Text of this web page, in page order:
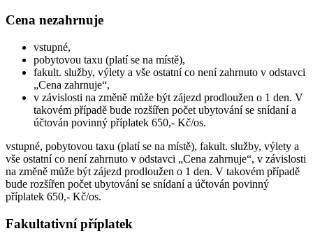
Cena nezahrnuje
vstupné,
pobytovou taxu (platí se na místě),
fakult. služby, výlety a vše ostatní co není zahrnuto v odstavci
„Cena zahrnuje“,
v závislosti na změně může být zájezd prodloužen o 1 den. V
takovém případě bude rozšířen počet ubytování se snídaní a
účtován povinný příplatek 650,- Kč/os.
vstupné, pobytovou taxu (platí se na místě), fakult. služby, výlety a
vše ostatní co není zahrnuto v odstavci „Cena zahrnuje“, v závislosti
na změně může být zájezd prodloužen o 1 den. V takovém případě
bude rozšířen počet ubytování se snídaní a účtován povinný
příplatek 650,- Kč/os.
Fakultativní příplatek